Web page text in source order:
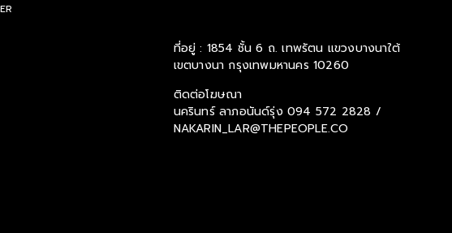
ที่อยู่ : 1854 ชั้น 6 ถ. เทพรัตน แขวงบางนาใต้
เขตบางนา กรุงเทพมหานคร 10260
ติดต่อโฆษณา
นครินทร์ ลาภอนันด์รุ่ง 094 572 2828 /
NAKARIN_LAR@THEPEOPLE.CO